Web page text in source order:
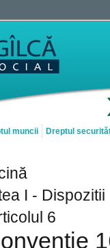
muncii Dreptul
I -
6